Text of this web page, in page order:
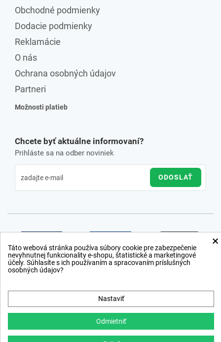
Obchodné podmienky
Dodacie podmienky
Reklamácie
O nás
Ochrana osobných údajov
Partneri
Možnosti platieb
Chcete byť aktuálne informovaní?
Prihláste sa na odber noviniek
ODOSLAŤ
×
Táto webová stránka používa súbory cookie pre zabezpečenie
nevyhnutnej funkcionality e-shopu, štatistické a marketingové
účely. Súhlasíte s ich používaním a spracovaním príslušných
osobných údajov?
Nastaviť
Odmietniť